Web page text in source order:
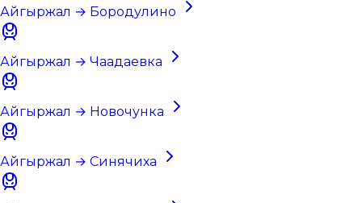
Айгыржал → Бородулино
Айгыржал → Чаадаевка
Айгыржал → Новочунка
Айгыржал → Синячиха